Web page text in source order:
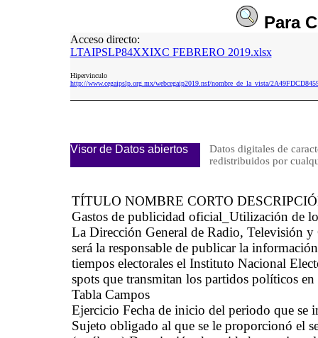
Para
Acceso directo:
LTAIPSLP84XXIXC FEBRERO 2019.xlsx
Hipervinculo
http://www.cegaipslp.org.mx/webcegaip2019.nsf/nombre_de_la_vista/
Visor de Datos abiertos
Datos digitales de
redistribuidos por
TÍTULO NOMBRE CORTO
Gastos de publicidad oficial_Utilización de
La Dirección General de Radio, Televisión y
será la responsable de publicar la
tiempos electorales el Instituto Nacional
spots que transmitan los partidos políticos
Tabla Campos
Ejercicio Fecha de inicio del periodo que se
Sujeto obligado al que se le proporcionó el